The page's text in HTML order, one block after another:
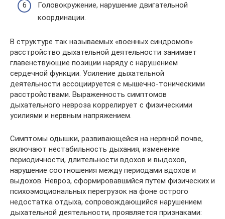
Головокружение, нарушение двигательной
координации.
В структуре так называемых «военных синдромов»
расстройство дыхательной деятельности занимает
главенствующие позиции наряду с нарушением
сердечной функции. Усиление дыхательной
деятельности ассоциируется с мышечно-тоническими
расстройствами. Выраженность симптомов
дыхательного невроза коррелирует с физическими
усилиями и нервным напряжением.
Симптомы одышки, развивающейся на нервной почве,
включают нестабильность дыхания, изменение
периодичности, длительности вдохов и выдохов,
нарушение соотношения между периодами вдохов и
выдохов. Невроз, сформировавшийся путем физических и
психоэмоциональных перегрузок на фоне острого
недостатка отдыха, сопровождающийся нарушением
дыхательной деятельности, проявляется признаками: